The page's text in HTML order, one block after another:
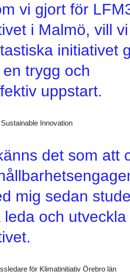
vi gjort för
i Malmö, vill
initiativet
trygg och
uppstart.
Innovation
det som att
mig sedan
och
för Klimatinitiativ Örebro län